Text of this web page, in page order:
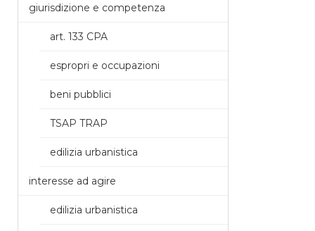
giurisdizione e competenza
art. 133 CPA
espropri e occupazioni
beni pubblici
TSAP TRAP
edilizia urbanistica
interesse ad agire
edilizia urbanistica